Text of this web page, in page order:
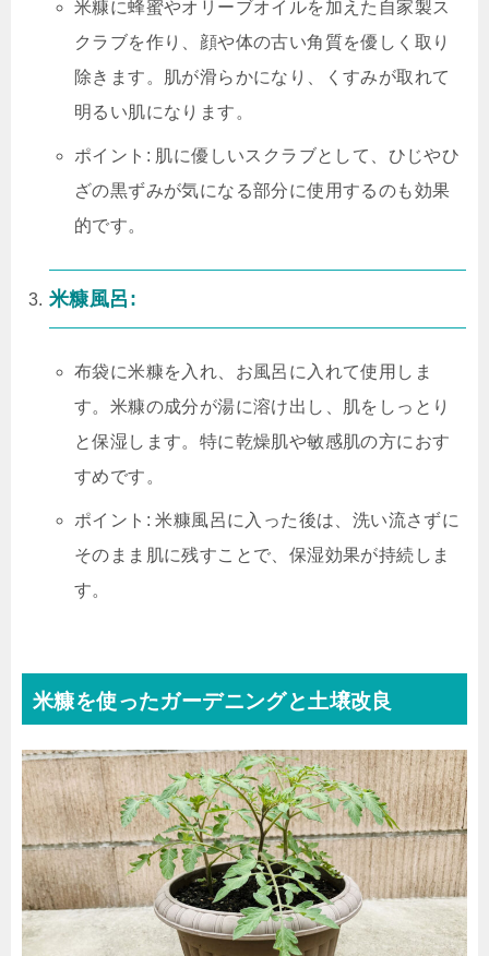
米糠に蜂蜜やオリーブオイルを加えた自家製ス
クラブを作り、顔や体の古い角質を優しく取り
除きます。肌が滑らかになり、くすみが取れて
明るい肌になります。
ポイント: 肌に優しいスクラブとして、ひじやひ
ざの黒ずみが気になる部分に使用するのも効果
的です。
米糠風呂:
布袋に米糠を入れ、お風呂に入れて使用しま
す。米糠の成分が湯に溶け出し、肌をしっとり
と保湿します。特に乾燥肌や敏感肌の方におす
すめです。
ポイント: 米糠風呂に入った後は、洗い流さずに
そのまま肌に残すことで、保湿効果が持続しま
す。
米糠を使ったガーデニングと土壌改良